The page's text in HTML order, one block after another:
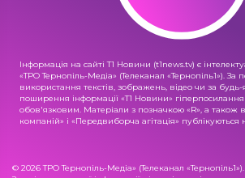
Інформація на сайті Т1 Новини (t1news.tv) є
«ТРО Тернопіль-Медіа» (Телеканал «Тернопіль1»). За
використання текстів, зображень, відео чи за будь-
поширення інформації «Т1 Новини» гіперпосилання
обов'язковим. Матеріали з позначкою «R», а також
компаній» і «Передвиборча агітація»
© 2026 ТРО Тернопіль-Медіа» (Телеканал